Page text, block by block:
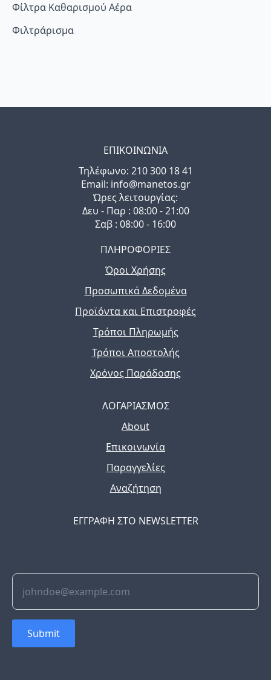
Φίλτρα Καθαρισμού Αέρα
Φιλτράρισμα
ΕΠΙΚΟΙΝΩΝΙΑ
Τηλέφωνo: 210 300 18 41
Email: info@manetos.gr
Ώρες λειτουργίας:
Δευ - Παρ : 08:00 - 21:00
Σαβ : 08:00 - 16:00
ΠΛΗΡΟΦΟΡΙΕΣ
Όροι Χρήσης
Προσωπικά Δεδομένα
Προϊόντα και Επιστροφές
Τρόποι Πληρωμής
Τρόποι Αποστολής
Χρόνος Παράδοσης
ΛΟΓΑΡΙΑΣΜΟΣ
About
Επικοινωνία
Παραγγελίες
Αναζήτηση
ΕΓΓΡΑΦΗ ΣΤΟ NEWSLETTER
Submit